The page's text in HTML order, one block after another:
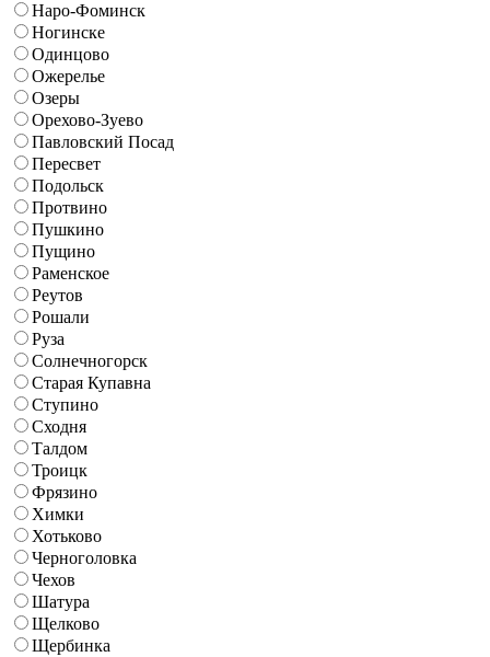
Наро-Фоминск
Ногинске
Одинцово
Ожерелье
Озеры
Орехово-Зуево
Павловский Посад
Пересвет
Подольск
Протвино
Пушкино
Пущино
Раменское
Реутов
Рошали
Руза
Солнечногорск
Старая Купавна
Ступино
Сходня
Талдом
Троицк
Фрязино
Химки
Хотьково
Черноголовка
Чехов
Шатура
Щелково
Щербинка